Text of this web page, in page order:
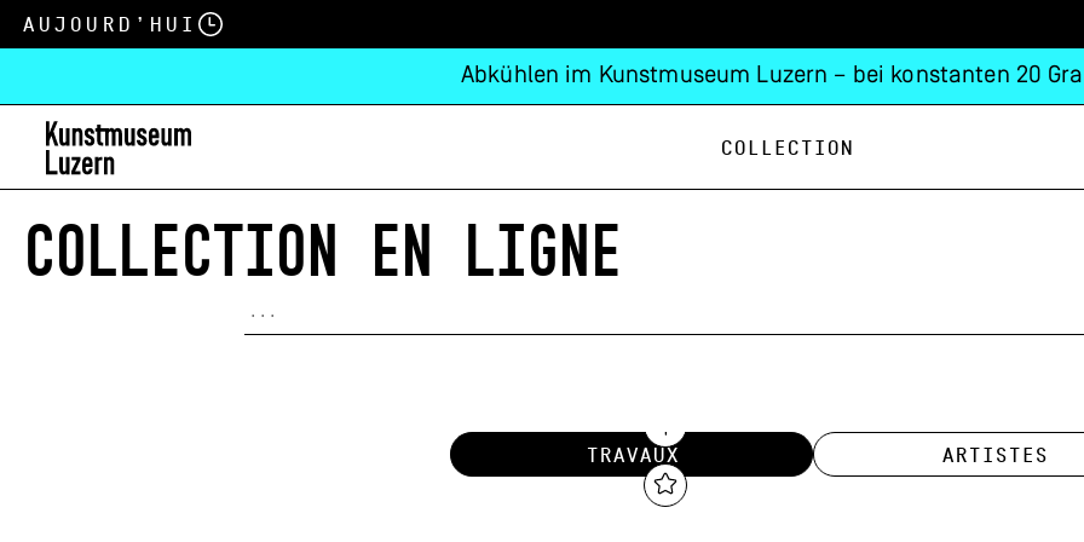
Aujourd’hui
Abkühlen im Kunstmuseum Luzern – bei konstanten 20
Collection
COLLECTION EN LIGNE
TRAVAUX ARTISTES